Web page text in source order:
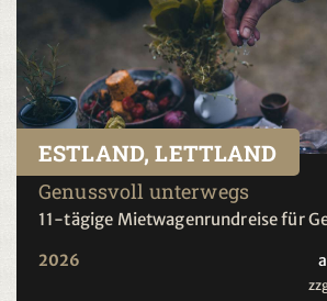
ESTLAND, LETTLAND
Genussvoll unterwegs
11-tägige Mietwagenrundreise für
2026